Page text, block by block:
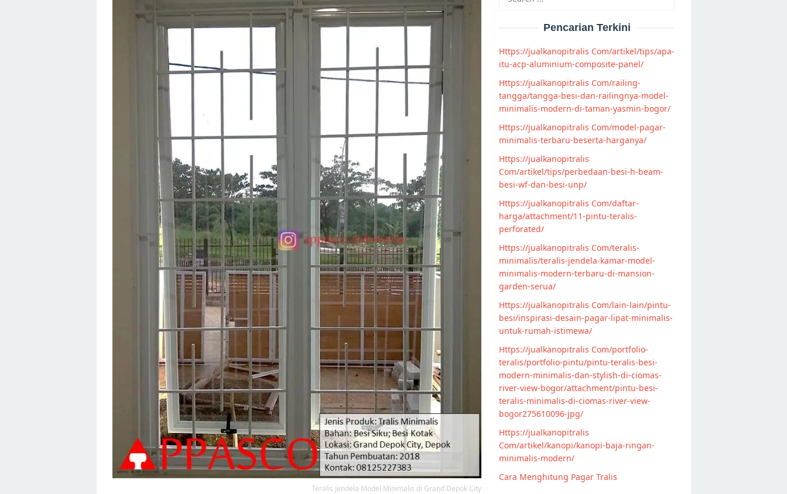
Teralis Jendela Model Minimalis di Grand Depok City
for:
Pencarian Terkini
Https://jualkanopitralis Com/artikel/tips/apa-
itu-acp-aluminium-composite-panel/
Https://jualkanopitralis Com/railing-
tangga/tangga-besi-dan-railingnya-model-
minimalis-modern-di-taman-yasmin-bogor/
Https://jualkanopitralis Com/model-pagar-
minimalis-terbaru-beserta-harganya/
Https://jualkanopitralis
Com/artikel/tips/perbedaan-besi-h-beam-
besi-wf-dan-besi-unp/
Https://jualkanopitralis Com/daftar-
harga/attachment/11-pintu-teralis-
perforated/
Https://jualkanopitralis Com/teralis-
minimalis/teralis-jendela-kamar-model-
minimalis-modern-terbaru-di-mansion-
garden-serua/
Https://jualkanopitralis Com/lain-lain/pintu-
besi/inspirasi-desain-pagar-lipat-minimalis-
untuk-rumah-istimewa/
Https://jualkanopitralis Com/portfolio-
teralis/portfolio-pintu/pintu-teralis-besi-
modern-minimalis-dan-stylish-di-ciomas-
river-view-bogor/attachment/pintu-besi-
teralis-minimalis-di-ciomas-river-view-
bogor275610096-jpg/
Https://jualkanopitralis
Com/artikel/kanopi/kanopi-baja-ringan-
minimalis-modern/
Cara Menghitung Pagar Tralis